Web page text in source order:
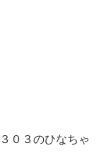
０３のひなちゃ